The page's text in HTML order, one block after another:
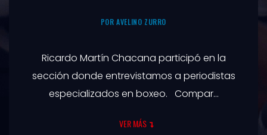
POR AVELINO ZURRO
Diego Morilla es el nuevo participante de la
sección que reúne a periodistas
especializados. Con una trayectoria exten...
VER MÁS